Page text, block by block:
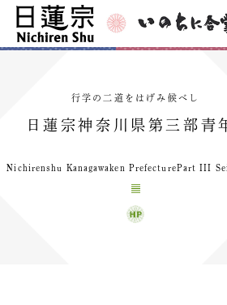
行学の二道をはげみ候べし
日蓮宗神奈川県第三部青
Nichirenshu Kanagawaken PrefecturePart III